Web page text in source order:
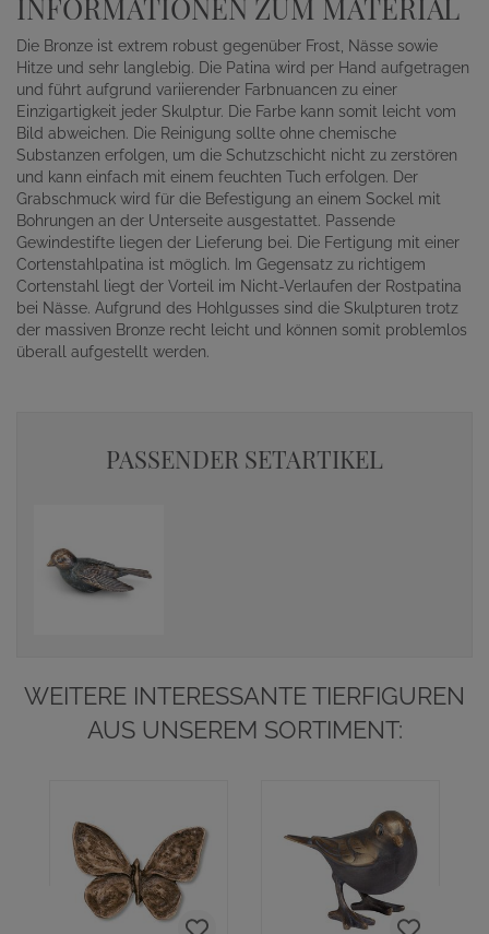
INFORMATIONEN ZUM MATERIAL
Die Bronze ist extrem robust gegenüber Frost, Nässe sowie
Hitze und sehr langlebig. Die Patina wird per Hand aufgetragen
und führt aufgrund variierender Farbnuancen zu einer
Einzigartigkeit jeder Skulptur. Die Farbe kann somit leicht vom
Bild abweichen. Die Reinigung sollte ohne chemische
Substanzen erfolgen, um die Schutzschicht nicht zu zerstören
und kann einfach mit einem feuchten Tuch erfolgen. Der
Grabschmuck wird für die Befestigung an einem Sockel mit
Bohrungen an der Unterseite ausgestattet. Passende
Gewindestifte liegen der Lieferung bei. Die Fertigung mit einer
Cortenstahlpatina ist möglich. Im Gegensatz zu richtigem
Cortenstahl liegt der Vorteil im Nicht-Verlaufen der Rostpatina
bei Nässe. Aufgrund des Hohlgusses sind die Skulpturen trotz
der massiven Bronze recht leicht und können somit problemlos
überall aufgestellt werden.
PASSENDER SETARTIKEL
WEITERE INTERESSANTE TIERFIGUREN
AUS UNSEREM SORTIMENT: